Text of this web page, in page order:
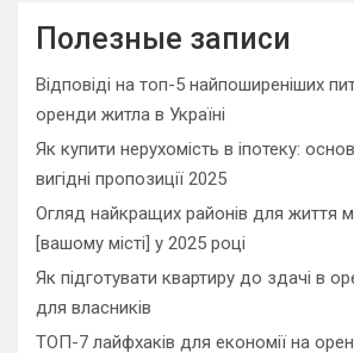
Полезные записи
Відповіді на топ-5 найпоширеніших
оренди житла в Україні
Як купити нерухомість в іпотеку:
вигідні пропозиції 2025
Огляд найкращих районів для життя
[вашому місті] у 2025 році
Як підготувати квартиру до здачі в
для власників
ТОП-7 лайфхаків для економії на